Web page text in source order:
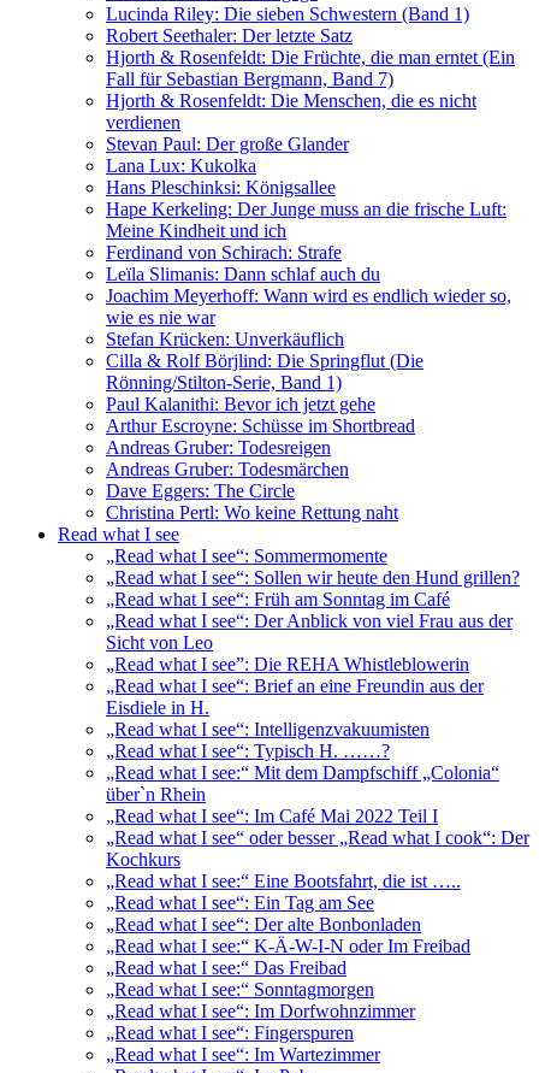
Lucinda Riley: Die sieben Schwestern (Band 1)
Robert Seethaler: Der letzte Satz
Hjorth & Rosenfeldt: Die Früchte, die man erntet (Ein
Fall für Sebastian Bergmann, Band 7)
Hjorth & Rosenfeldt: Die Menschen, die es nicht
verdienen
Stevan Paul: Der große Glander
Lana Lux: Kukolka
Hans Pleschinksi: Königsallee
Hape Kerkeling: Der Junge muss an die frische Luft:
Meine Kindheit und ich
Ferdinand von Schirach: Strafe
Leïla Slimanis: Dann schlaf auch du
Joachim Meyerhoff: Wann wird es endlich wieder so,
wie es nie war
Stefan Krücken: Unverkäuflich
Cilla & Rolf Börjlind: Die Springflut (Die
Rönning/Stilton-Serie, Band 1)
Paul Kalanithi: Bevor ich jetzt gehe
Arthur Escroyne: Schüsse im Shortbread
Andreas Gruber: Todesreigen
Andreas Gruber: Todesmärchen
Dave Eggers: The Circle
Christina Pertl: Wo keine Rettung naht
Read what I see
„Read what I see“: Sommermomente
„Read what I see“: Sollen wir heute den Hund grillen?
„Read what I see“: Früh am Sonntag im Café
„Read what I see“: Der Anblick von viel Frau aus der
Sicht von Leo
„Read what I see”: Die REHA Whistleblowerin
„Read what I see“: Brief an eine Freundin aus der
Eisdiele in H.
„Read what I see“: Intelligenzvakuumisten
„Read what I see“: Typisch H. ……?
„Read what I see:“ Mit dem Dampfschiff „Colonia“
über`n Rhein
„Read what I see“: Im Café Mai 2022 Teil I
„Read what I see“ oder besser „Read what I cook“: Der
Kochkurs
„Read what I see:“ Eine Bootsfahrt, die ist …..
„Read what I see“: Ein Tag am See
„Read what I see“: Der alte Bonbonladen
„Read what I see:“ K-Ä-W-I-N oder Im Freibad
„Read what I see:“ Das Freibad
„Read what I see:“ Sonntagmorgen
„Read what I see“: Im Dorfwohnzimmer
„Read what I see“: Fingerspuren
„Read what I see“: Im Wartezimmer